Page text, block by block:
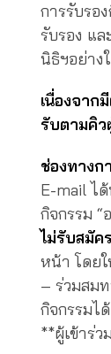
การรับรอ
รับรอง แ
นิธิฯอย่าง
เนื่องจาก
รับตามคิว
ช่องทางก
E-mail ไ
กิจกรรม
ไม่รับสมัค
หน้า โดย
– ร่วมสม
กิจกรรมไ
**ผู้เข้าร่